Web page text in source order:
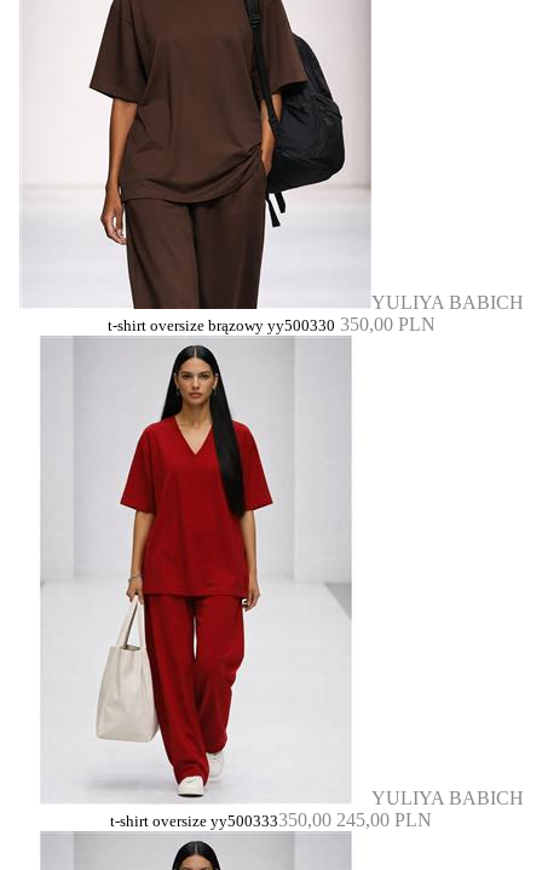
YULIYA BABICH
t-shirt oversize brązowy yy500330 350,00 PLN
YULIYA BABICH
t-shirt oversize yy500333350,00 245,00 PLN